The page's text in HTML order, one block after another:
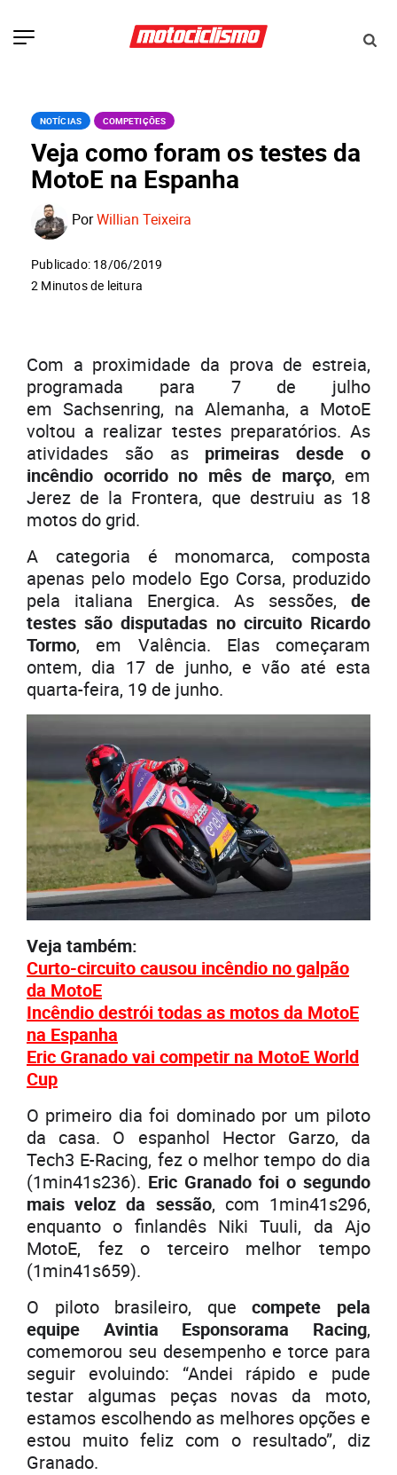
NOTÍCIAS COMPETIÇÕES
Veja como foram os testes da
MotoE na Espanha
PorWillian Teixeira
Publicado: 18/06/2019
2 Minutos de leitura
Com a proximidade da prova de estreia,
programada para 7 de julho
em Sachsenring, na Alemanha, a MotoE
voltou a realizar testes preparatórios. As
atividades são as primeiras desde o
incêndio ocorrido no mês de março, em
Jerez de la Frontera, que destruiu as 18
motos do grid.
A categoria é monomarca, composta
apenas pelo modelo Ego Corsa, produzido
pela italiana Energica. As sessões, de
testes são disputadas no circuito Ricardo
Tormo, em Valência. Elas começaram
ontem, dia 17 de junho, e vão até esta
quarta-feira, 19 de junho.
Veja também:
Curto-circuito causou incêndio no galpão
da MotoE
Incêndio destrói todas as motos da MotoE
na Espanha
Eric Granado vai competir na MotoE World
Cup
O primeiro dia foi dominado por um piloto
da casa. O espanhol Hector Garzo, da
Tech3 E-Racing, fez o melhor tempo do dia
(1min41s236). Eric Granado foi o segundo
mais veloz da sessão, com 1min41s296,
enquanto o finlandês Niki Tuuli, da Ajo
MotoE, fez o terceiro melhor tempo
(1min41s659).
O piloto brasileiro, quecompete pela
equipe Avintia Esponsorama Racing,
comemorou seu desempenho e torce para
seguir evoluindo: “Andei rápido e pude
testar algumas peças novas da moto,
estamos escolhendo as melhores opções e
estou muito feliz com o resultado”, diz
Granado.